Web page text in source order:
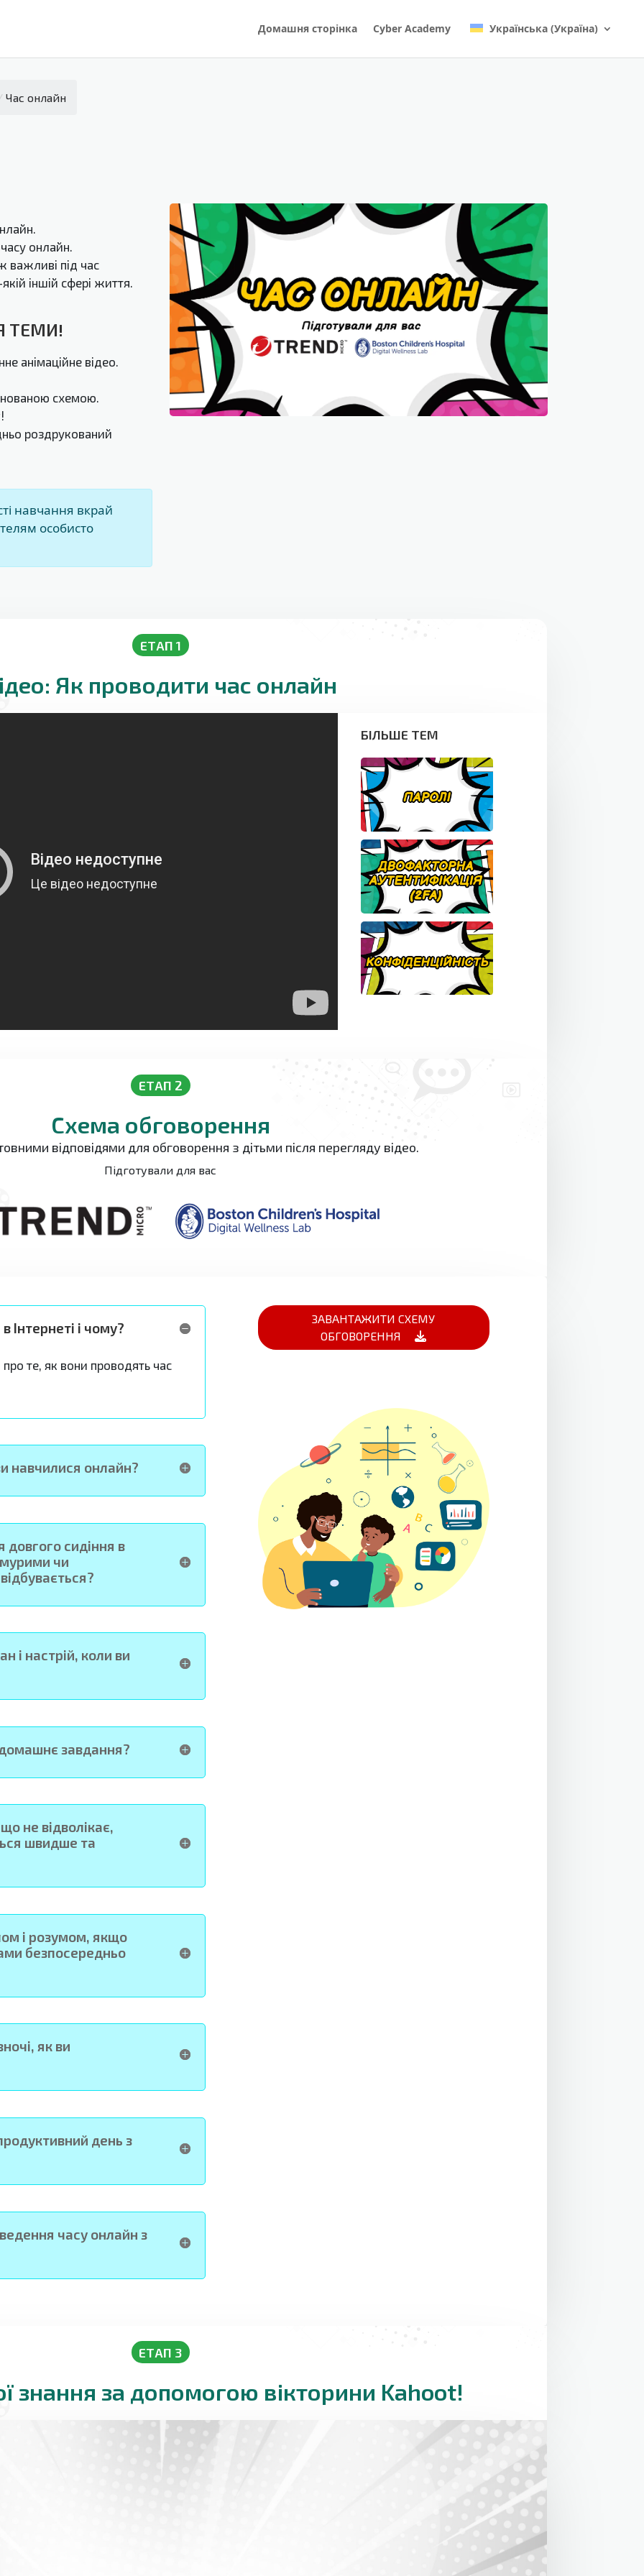
Домашня сторінка Cyber Academy Українська (Україна)
Час онлайн
онлайн.
важливі під час
іншій сфері життя.
ТЕМИ!
анімаційне відео.
схемою.
роздрукований
навчання вкрай
особисто
ЕТАП 1
Як проводити час онлайн
БІЛЬШЕ ТЕМ
ЕТАП 2
Схема обговорення
відповідями для обговорення з дітьми після перегляду відео.
Підготували для вас
і чому?
про те, як вони проводять час
навчилися онлайн?
довгого сидіння в
чи
і настрій, коли ви
завдання?
не відволікає,
швидше та
і розумом, якщо
безпосередньо
як ви
день з
часу онлайн з
ЗАВАНТАЖИТИ СХЕМУ
ОБГОВОРЕННЯ
Open On A New Tab
ЕТАП 3
знання за допомогою вікторини Kahoot!